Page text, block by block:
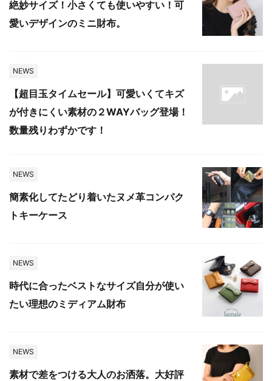
絶妙サイズ！小さくても使いやすい！可
愛いデザインのミニ財布。
NEWS
【超目玉タイムセール】可愛いくてキズ
が付きにくい素材の２WAYバッグ登場！
数量残りわずかです！
NEWS
簡素化してたどり着いたヌメ革コンパク
トキーケース
NEWS
時代に合ったベストなサイズ自分が使い
たい理想のミディアム財布
NEWS
素材で差をつける大人のお洒落。大好評